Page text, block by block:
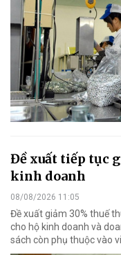
Đề xuất tiếp tục
kinh doanh
08/08/2026 11:05
Đề xuất giảm 30% thuế
cho hộ kinh doanh và
sách còn phụ thuộc vào